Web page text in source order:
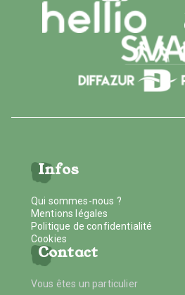
Infos
Qui sommes-nous ?
Mentions légales
Politique de confidentialité
Cookies
Contact
Vous êtes un particulier